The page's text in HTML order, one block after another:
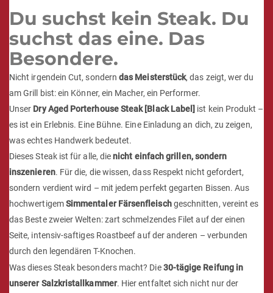
Du suchst kein Steak. Du
suchst das eine. Das
Besondere.
Nicht irgendein Cut, sonderndas Meisterstück, das zeigt, wer du
am Grill bist: ein Könner, ein Macher, ein Performer.
Unser Dry Aged Porterhouse Steak [Black Label] ist kein Produkt –
es ist ein Erlebnis. Eine Bühne. Eine Einladung an dich, zu zeigen,
was echtes Handwerk bedeutet.
Dieses Steak ist für alle, dienicht einfach grillen, sondern
inszenieren. Für die, die wissen, dass Respekt nicht gefordert,
sondern verdient wird – mit jedem perfekt gegarten Bissen. Aus
hochwertigemSimmentaler Färsenfleischgeschnitten, vereint es
das Beste zweier Welten: zart schmelzendes Filet auf der einen
Seite, intensiv-saftiges Roastbeef auf der anderen – verbunden
durch den legendären T-Knochen.
Was dieses Steak besonders macht? Die30-tägige Reifung in
unserer Salzkristallkammer. Hier entfaltet sich nicht nur der